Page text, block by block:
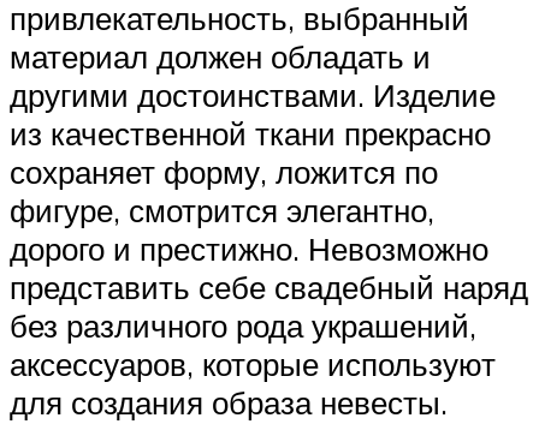
привлекательность, выбранный
материал должен обладать и
другими достоинствами. Изделие
из качественной ткани прекрасно
сохраняет форму, ложится по
фигуре, смотрится элегантно,
дорого и престижно. Невозможно
представить себе свадебный наряд
без различного рода украшений,
аксессуаров, которые используют
для создания образа невесты.